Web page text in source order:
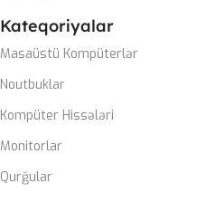
Kateqoriyalar
Masaüstü Kompüterlər
Noutbuklar
Kompüter Hissələri
Monitorlar
Qurğular